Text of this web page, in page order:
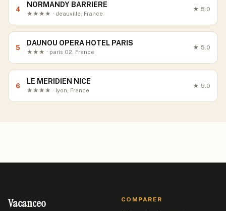
4
NORMANDY BARRIERE
★★★★ · deauville, France
★ 5.0
5
DAUNOU OPERA HOTEL PARIS
★★★ · paris 02, France
★ 5.0
6
LE MERIDIEN NICE
★★★★ · lyon, France
★ 5.0
Vacanceo COMPARER